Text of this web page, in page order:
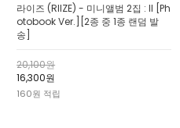
라이즈 (RIIZE) - 미니앨범 2집 : II [Ph
otobook Ver.][2종 중 1종 랜덤 발
송]
20,100원
16,300원
160원 적립